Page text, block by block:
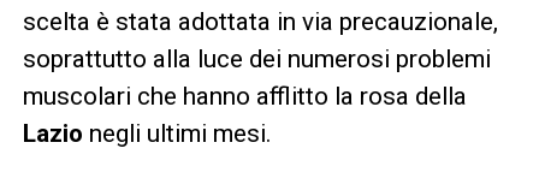
scelta è stata adottata in via precauzionale,
soprattutto alla luce dei numerosi problemi
muscolari che hanno afflitto la rosa della
Lazio negli ultimi mesi.